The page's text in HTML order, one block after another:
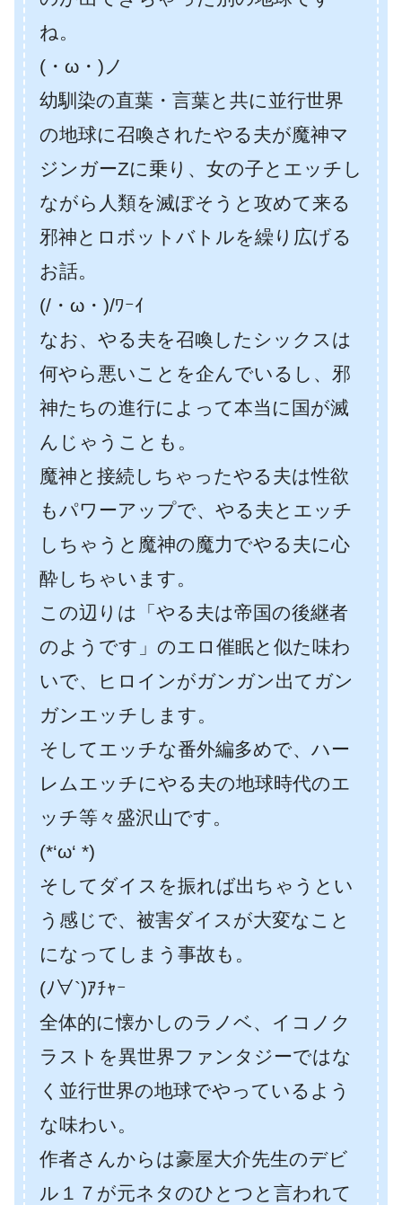
ね。
(・ω・)ノ
幼馴染の直葉・言葉と共に並行世界
の地球に召喚されたやる夫が魔神マ
ジンガーZに乗り、女の子とエッチし
ながら人類を滅ぼそうと攻めて来る
邪神とロボットバトルを繰り広げる
お話。
(/・ω・)/ﾜｰｲ
なお、やる夫を召喚したシックスは
何やら悪いことを企んでいるし、邪
神たちの進行によって本当に国が滅
んじゃうことも。
魔神と接続しちゃったやる夫は性欲
もパワーアップで、やる夫とエッチ
しちゃうと魔神の魔力でやる夫に心
酔しちゃいます。
この辺りは「やる夫は帝国の後継者
のようです」のエロ催眠と似た味わ
いで、ヒロインがガンガン出てガン
ガンエッチします。
そしてエッチな番外編多めで、ハー
レムエッチにやる夫の地球時代のエ
ッチ等々盛沢山です。
(*‘ω‘ *)
そしてダイスを振れば出ちゃうとい
う感じで、被害ダイスが大変なこと
になってしまう事故も。
(ﾉ∀`)ｱﾁｬｰ
全体的に懐かしのラノベ、イコノク
ラストを異世界ファンタジーではな
く並行世界の地球でやっているよう
な味わい。
作者さんからは豪屋大介先生のデビ
ル１７が元ネタのひとつと言われて